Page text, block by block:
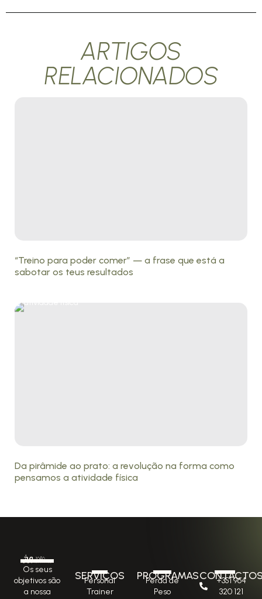
ARTIGOS
RELACIONADOS
“Treino para poder comer” — a frase que está a
sabotar os teus resultados
Da pirâmide ao prato: a revolução na forma como
pensamos a atividade física
Os seus
objetivos são
a nossa
SERVIÇOS
Personal
Trainer
PROGRAMAS
Perda de
Peso
+351 964
320 121